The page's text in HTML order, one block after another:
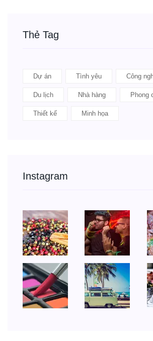
Thẻ Tag
Dự án Tình yêu Công
Du lịch Nhà hàng Phong
Thiết kế Minh họa
Instagram